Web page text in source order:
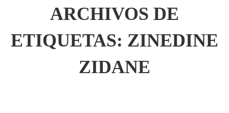
ARCHIVOS DE
ETIQUETAS: ZINEDINE
ZIDANE